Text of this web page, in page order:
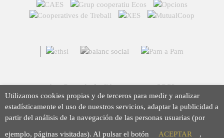
Arç Corredoria d'Assegurances, SCCL
Casp 43, 08010 Barcelona
93 423 46 02
info@arc.coop
Utilizamos cookies propias y de terceros para medir y analizar
estadísticamente el uso de nuestros servicios, adaptar la publicidad a
partir del análisis de la navegación de las personas usuarias (por
ejemplo, páginas visitadas). Al pulsar el botón ACEPTAR ,